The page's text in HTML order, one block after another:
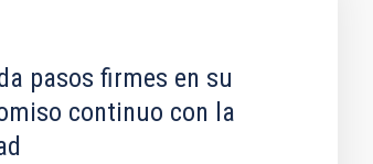
pasos firmes en su
continuo con la